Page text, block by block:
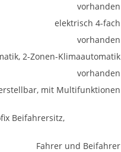
vorhanden
elektrisch 4-fach
vorhanden
2-Zonen-Klimaautomatik
vorhanden
mit Multifunktionen
Beifahrersitz,
Fahrer und Beifahrer